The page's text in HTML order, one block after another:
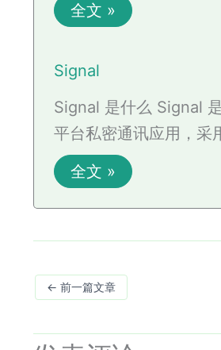
全文 »
Signal
Signal 是什么 Signal
平台私密通讯应用，采
全文 »
← 前一篇文章